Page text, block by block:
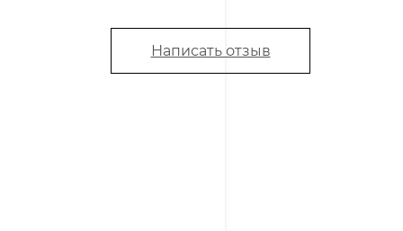
Написать отзыв